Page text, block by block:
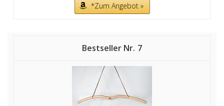
*Zum Angebot »
7